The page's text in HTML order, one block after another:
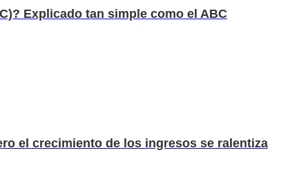
Explicado tan simple como el ABC
el crecimiento de los ingresos se ralentiza